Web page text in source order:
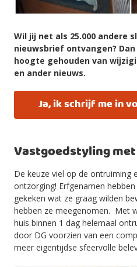
Wil jij net als 25.000 andere
nieuwsbrief ontvangen?
hoogte gehouden van
en ander nieuws.
Ja, ik schrijf me in
Vastgoedstyling
De keuze viel op de ontruiming
ontzorging! Erfgenamen
gekeken wat ze graag wilden
hebben ze meegenomen. Met
huis binnen 1 dag helemaal
door DG voorzien van een
meer eigentijdse sfeervolle